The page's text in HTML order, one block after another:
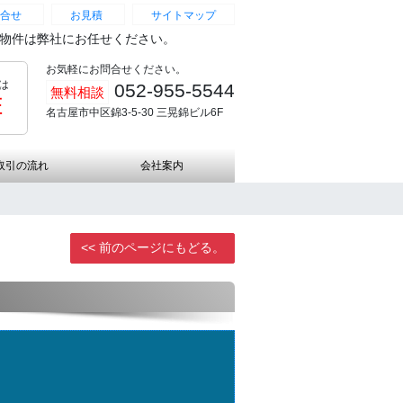
せ お見積 サイトマップ
は弊社にお任せください。
お気軽にお問合せください。
無料相談 052-955-5544
名古屋市中区錦3-5-30 三晃錦ビル6F
引の流れ 会社案内
<< 前のページにもどる。